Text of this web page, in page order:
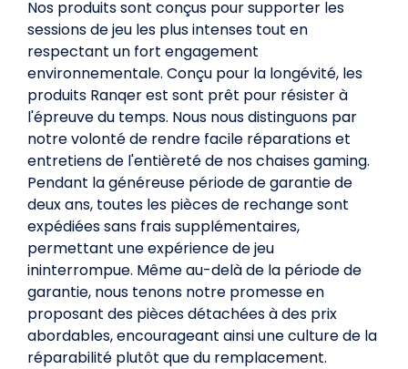
Nos produits sont conçus pour supporter les
sessions de jeu les plus intenses tout en
respectant un fort engagement
environnementale. Conçu pour la longévité, les
produits Ranqer est sont prêt pour résister à
l'épreuve du temps. Nous nous distinguons par
notre volonté de rendre facile réparations et
entretiens de l'entièreté de nos chaises gaming.
Pendant la généreuse période de garantie de
deux ans, toutes les pièces de rechange sont
expédiées sans frais supplémentaires,
permettant une expérience de jeu
ininterrompue. Même au-delà de la période de
garantie, nous tenons notre promesse en
proposant des pièces détachées à des prix
abordables, encourageant ainsi une culture de la
réparabilité plutôt que du remplacement.